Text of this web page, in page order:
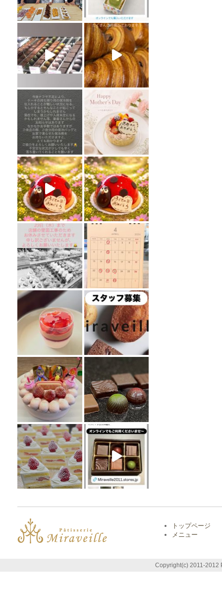
トップページ
メニュー
Copyright(c) 2011-2012